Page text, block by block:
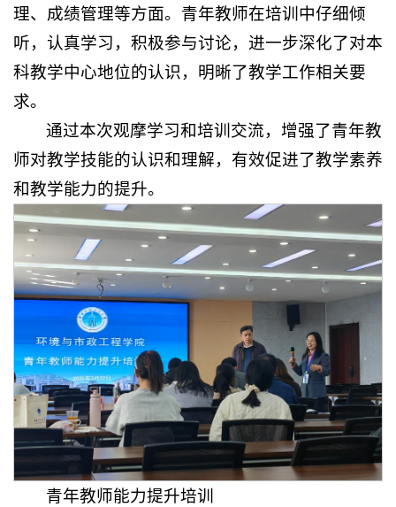
理、成绩管理等方面。青年教师在培训中仔细倾
听，认真学习，积极参与讨论，进一步深化了对本
科教学中心地位的认识，明晰了教学工作相关要
求。
通过本次观摩学习和培训交流，增强了青年教
师对教学技能的认识和理解，有效促进了教学素养
和教学能力的提升。
青年教师能力提升培训